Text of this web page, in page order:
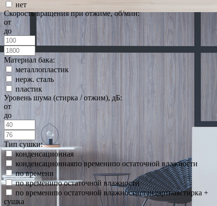
нет
Скорость вращения при отжиме, об/мин:
от
до
Материал бака:
металлопластик
нерж. сталь
пластик
Уровень шума (стирка / отжим), дБ:
от
до
Тип сушки:
конденсационная
конденсационнаяпо временипо остаточной влажности
по времени
по временипо остаточной влажности
по временипо остаточной влажностистандартнаястирка +
сушка